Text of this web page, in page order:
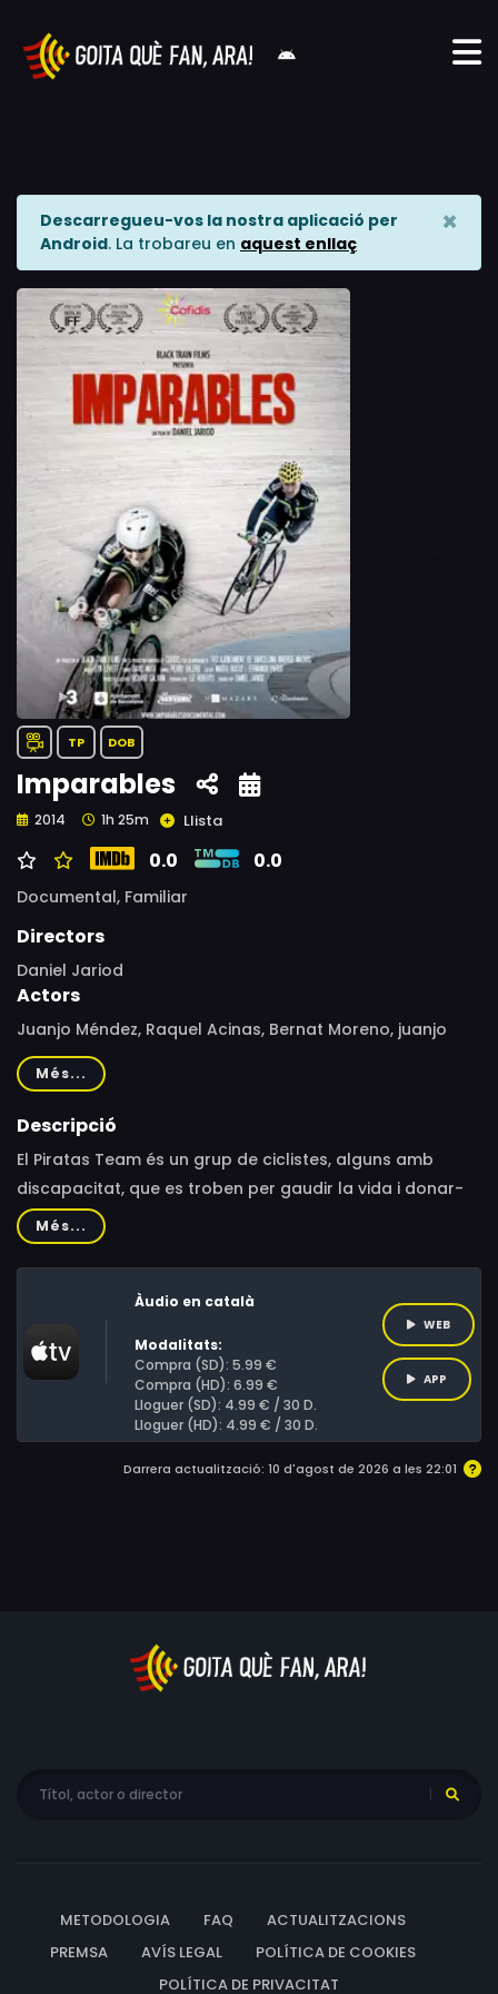
Descarregueu-vos la nostra aplicació per
Android. La trobareu en aquest enllaç
×
TP DOB
Imparables
2014 1h 25m Llista
0.0 0.0
Documental, Familiar
Directors
Daniel Jariod
Actors
Juanjo Méndez, Raquel Acinas, Bernat Moreno, juanjo
mendez, elisa cazalla, miguel indurain
Més...
Descripció
El Piratas Team és un grup de ciclistes, alguns amb
discapacitat, que es troben per gaudir la vida i donar-
se suport en els somnis: tornar a anar amb bicicleta
amb una sola cama o competir en els Jocs Paralímpics
de Londres.
Més...
Àudio en català
Modalitats:
Compra (SD): 5.99 €
Compra (HD): 6.99 €
Lloguer (SD): 4.99 € / 30 D.
Lloguer (HD): 4.99 € / 30 D.
WEB
APP
Darrera actualització: 10 d'agost de 2026 a les 22:01
METODOLOGIA FAQ
ACTUALITZACIONS
PREMSA
AVÍS LEGAL
POLÍTICA DE COOKIES
POLÍTICA DE PRIVACITAT